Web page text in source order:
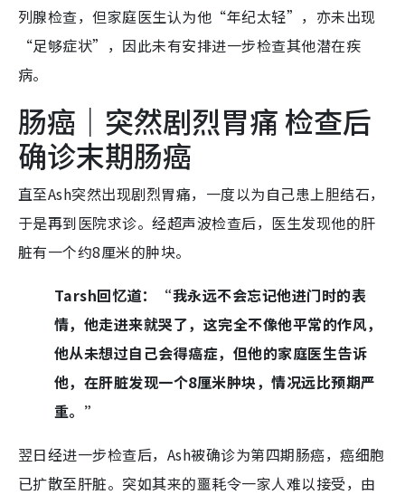
列腺检查，但家庭医生认为他“年纪太轻”，亦未出现
“足够症状”，因此未有安排进一步检查其他潜在疾
病。
肠癌｜突然剧烈胃痛 检查后
确诊末期肠癌
直至Ash突然出现剧烈胃痛，一度以为自己患上胆结石，
于是再到医院求诊。经超声波检查后，医生发现他的肝
脏有一个约8厘米的肿块。
Tarsh回忆道：“我永远不会忘记他进门时的表
情，他走进来就哭了，这完全不像他平常的作风，
他从未想过自己会得癌症，但他的家庭医生告诉
他，在肝脏发现一个8厘米肿块，情况远比预期严
重。”
翌日经进一步检查后，Ash被确诊为第四期肠癌，癌细胞
已扩散至肝脏。突如其来的噩耗令一家人难以接受，由